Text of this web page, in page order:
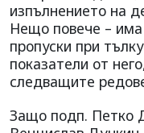
изпълнението на
Нещо повече –
пропуски при
показатели от
следващите
Защо подп. Петко